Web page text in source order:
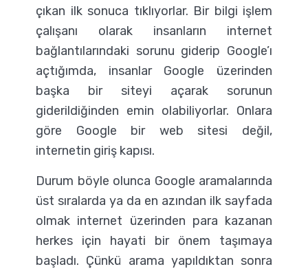
çıkan ilk sonuca tıklıyorlar. Bir bilgi işlem
çalışanı olarak insanların internet
bağlantılarındaki sorunu giderip Google’ı
açtığımda, insanlar Google üzerinden
başka bir siteyi açarak sorunun
giderildiğinden emin olabiliyorlar. Onlara
göre Google bir web sitesi değil,
internetin giriş kapısı.
Durum böyle olunca Google aramalarında
üst sıralarda ya da en azından ilk sayfada
olmak internet üzerinden para kazanan
herkes için hayati bir önem taşımaya
başladı. Çünkü arama yapıldıktan sonra